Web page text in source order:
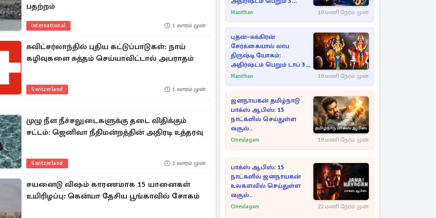
பதற்றம்
International 1 வாரம் முன்
சுவிட்சர்லாந்தில் புதிய கட்டுப்பாடுகள்: நாய்
கழிவுகளை சுத்தம் செய்யாவிட்டால் அபராதம்
Switzerland 1 வாரம் முன்
முழு நீள நீச்சலுடைகளுக்கு தடை விதிக்கும்
சட்டம்: ஜெனிவா நீதிமன்றத்தின் அதிரடி உத்தரவு
Switzerland 1 வாரம் முன்
சயனைடு விஷம் காரணமாக 15 யானைகள்
உயிரிழப்பு: கென்யா தேசிய பூங்காவில் சோகம்
ராசிகள்!
Manithan 10 மணி நேரம் முன்
புதன்–சுக்கிரன்
சேர்க்கையால் லாப
திருஷ்டி யோகம்:
அதிர்ஷ்டம் பெறும் டாப் 3
ராசிகள்!
Manithan 19 மணி நேரம் முன்
ஜனநாயகன் தமிழ்நாடு
பாக்ஸ் ஆபிஸ்: 15
நாட்களில் செய்துள்ள
வசூல்..
Cineulagam 19 மணி நேரம் முன்
பாக்ஸ் ஆபிஸ்: 15
நாட்களில் ஜனநாயகன்
உலகளவில் செய்துள்ள
வசூல்..
Cineulagam 22 மணி நேரம் முன்